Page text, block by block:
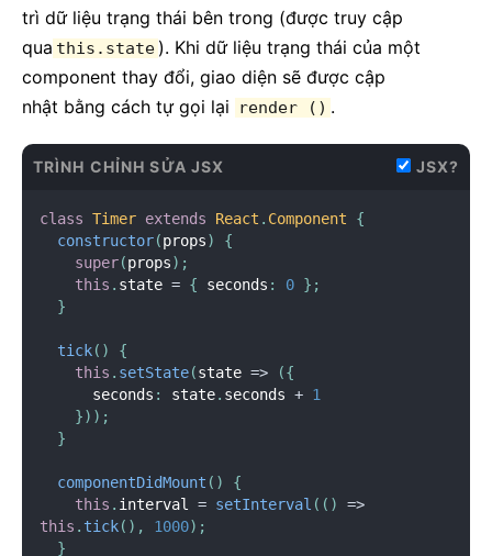
trì dữ liệu trạng thái bên trong (được truy cập
qua this.state ). Khi dữ liệu trạng thái của một
component thay đổi, giao diện sẽ được cập
nhật bằng cách tự gọi lại
render () .
TRÌNH CHỈNH SỬA JSX JSX?
class Timer extends React . Component
{
constructor(props)
{
super(props) ;
this . state = { seconds : 0 } ;
}
tick( )
{
this . setState(state => ({
      seconds
: state. seconds + 1
}) ) ;
}
componentDidMount ( )
{
this . interval = setInterval ( ( ) =>
this . tick( ) , 1000) ;
}